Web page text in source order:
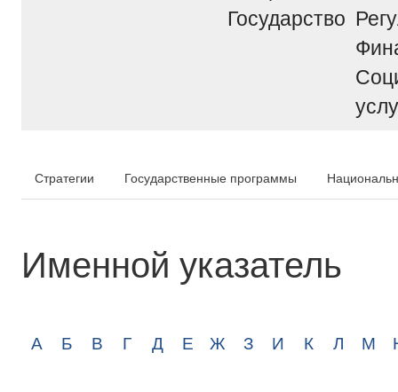
Государство
Стратегии Государственные программы
Именной указатель
А Б В Г Д Е Ж З И К Л М